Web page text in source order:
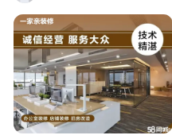
+ 施工 + 软装特点：1998 年
成立、高端装修、一站式配
齐、所见即所得